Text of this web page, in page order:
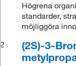
Högrena
standarder,
möjliggöra
2
(2S)-3-